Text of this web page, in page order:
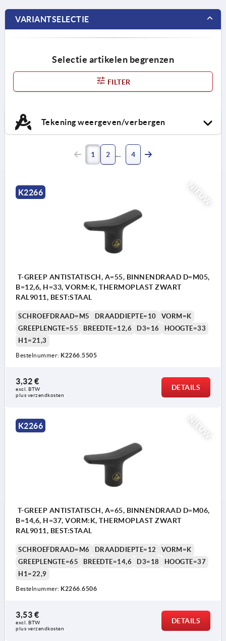
VARIANTSELECTIE
Selectie artikelen begrenzen
FILTER
Tekening weergeven/verbergen
1 2 4
NIEUW
K2266
T-GREEP ANTISTATISCH, A=55, BINNENDRAAD D=M05,
B=12,6, H=33, VORM:K, THERMOPLAST ZWART
RAL9011, BEST:STAAL
SCHROEFDRAAD=M5 DRAADDIEPTE=10
VORM=K
GREEPLENGTE=55
BREEDTE=12,6 D3=16
HOOGTE=33
H1=21,3
Bestelnummer: K2266.5505
3,32 €
excl. BTW
plus verzendkosten
DETAILS
NIEUW
K2266
T-GREEP ANTISTATISCH, A=65, BINNENDRAAD D=M06,
B=14,6, H=37, VORM:K, THERMOPLAST ZWART
RAL9011, BEST:STAAL
SCHROEFDRAAD=M6 DRAADDIEPTE=12
VORM=K
GREEPLENGTE=65
BREEDTE=14,6 D3=18
HOOGTE=37
H1=22,9
Bestelnummer: K2266.6506
3,53 €
excl. BTW
plus verzendkosten
DETAILS